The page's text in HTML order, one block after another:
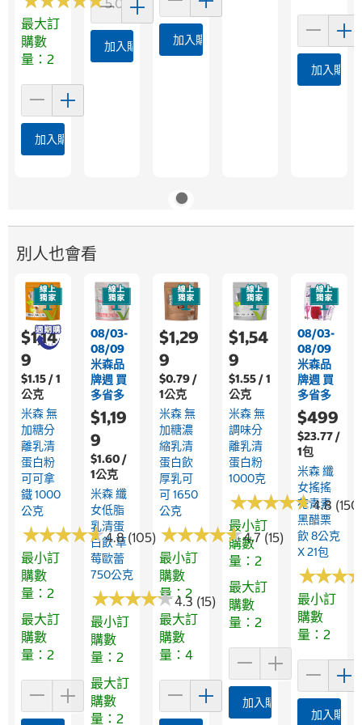
最大訂
購數
量：2
加入購物車
加入購物車 加入購物車
加入購物
別人也會看
$1,14
9
$1.15 / 1
公克
米森 無
加糖分
離乳清
蛋白粉
可可拿
鐵 1000
公克
★★★★★
★★★★★4.8 (105)
最小訂
購數
量：2
最大訂
購數
量：2
08/03-
08/09
米森品
牌週 買
多省多
$1,19
9
$1.60 /
1公克
米森 纖
女低脂
乳清蛋
白飲 草
莓歐蕾
750公克
★★★★★
★★★★★4.3 (15)
最小訂
購數
量：2
最大訂
購數
量：2
$1,29
9
$0.79 /
1公克
米森 無
加糖濃
縮乳清
蛋白飲
厚乳可
可 1650
公克
★★★★★
★★★★★4.7 (15)
最小訂
購數
量：2
最大訂
購數
量：4
$1,54
9
$1.55 / 1
公克
米森 無
調味分
離乳清
蛋白粉
1000克
★★★★★
★★★★★4.8
最小訂
購數
量：2
最大訂
購數
量：2
加入購物車
08/03-
08/09
米森品
牌週 買
多省多
$499
$23.77 /
1包
米森 纖
女搖搖
花青素
黑醋栗
飲 8公克
X 21包
★★★
★★★
最小訂
購數
量：2
加入購物